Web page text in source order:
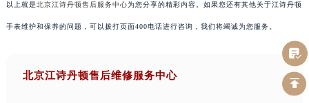
以上就是北京江诗丹顿售后服务中心为您分享的精彩内容。如果您还有其他关于江诗丹顿
手表维护和保养的问题，可以拨打页面400电话进行咨询，我们将竭诚为您服务。
北京江诗丹顿售后维修服务中心